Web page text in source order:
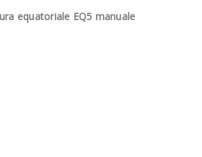
equatoriale EQ5 manuale